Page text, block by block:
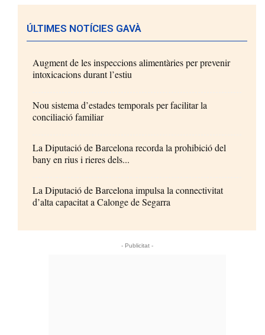
ÚLTIMES NOTÍCIES GAVÀ
Augment de les inspeccions alimentàries per prevenir
intoxicacions durant l’estiu
Nou sistema d’estades temporals per facilitar la
conciliació familiar
La Diputació de Barcelona recorda la prohibició del
bany en rius i rieres dels...
La Diputació de Barcelona impulsa la connectivitat
d’alta capacitat a Calonge de Segarra
- Publicitat -